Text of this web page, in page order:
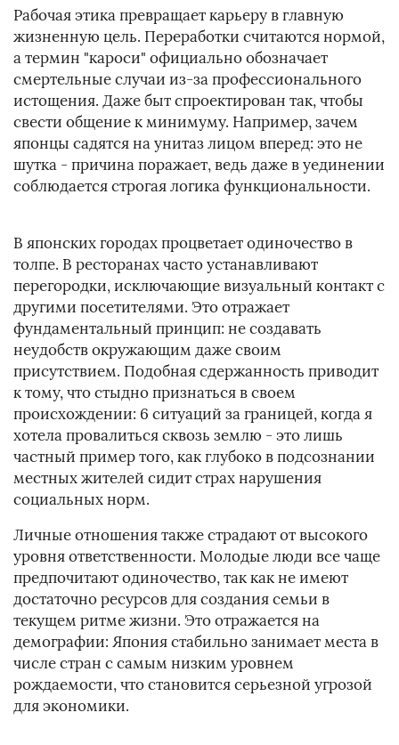
Рабочая этика превращает карьеру в главную
жизненную цель. Переработки считаются нормой,
а термин "кароси" официально обозначает
смертельные случаи из-за профессионального
истощения. Даже быт спроектирован так, чтобы
свести общение к минимуму. Например, зачем
японцы садятся на унитаз лицом вперед: это не
шутка - причина поражает, ведь даже в уединении
соблюдается строгая логика функциональности.
В японских городах процветает одиночество в
толпе. В ресторанах часто устанавливают
перегородки, исключающие визуальный контакт с
другими посетителями. Это отражает
фундаментальный принцип: не создавать
неудобств окружающим даже своим
присутствием. Подобная сдержанность приводит
к тому, что стыдно признаться в своем
происхождении: 6 ситуаций за границей, когда я
хотела провалиться сквозь землю - это лишь
частный пример того, как глубоко в подсознании
местных жителей сидит страх нарушения
социальных норм.
Личные отношения также страдают от высокого
уровня ответственности. Молодые люди все чаще
предпочитают одиночество, так как не имеют
достаточно ресурсов для создания семьи в
текущем ритме жизни. Это отражается на
демографии: Япония стабильно занимает места в
числе стран с самым низким уровнем
рождаемости, что становится серьезной угрозой
для экономики.